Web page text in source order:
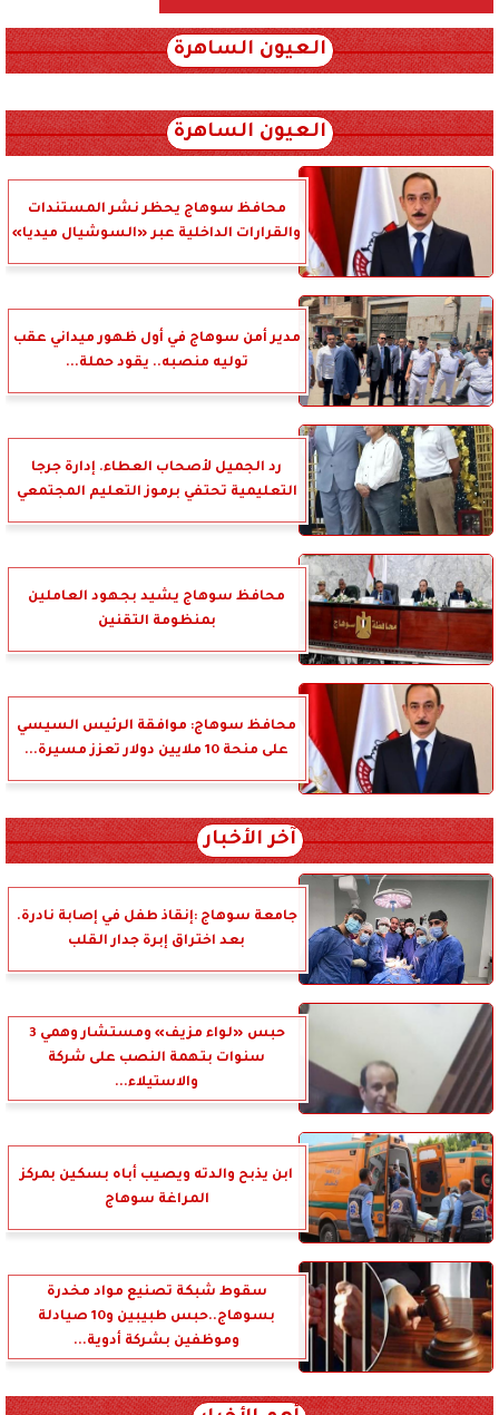
العيون الساهرة
العيون الساهرة
محافظ سوهاج يحظر نشر المستندات
والقرارات الداخلية عبر «السوشيال ميديا»
مدير أمن سوهاج في أول ظهور ميداني عقب
توليه منصبه.. يقود حملة...
رد الجميل لأصحاب العطاء. إدارة جرجا
التعليمية تحتفي برموز التعليم المجتمعي
محافظ سوهاج يشيد بجهود العاملين
بمنظومة التقنين
محافظ سوهاج: موافقة الرئيس السيسي
على منحة 10 ملايين دولار تعزز مسيرة...
آخر الأخبار
جامعة سوهاج :إنقاذ طفل في إصابة نادرة.
بعد اختراق إبرة جدار القلب
حبس «لواء مزيف» ومستشار وهمي 3
سنوات بتهمة النصب على شركة
والاستيلاء...
ابن يذبح والدته ويصيب أباه بسكين بمركز
المراغة سوهاج
سقوط شبكة تصنيع مواد مخدرة
بسوهاج..حبس طبيبين و10 صيادلة
وموظفين بشركة أدوية...